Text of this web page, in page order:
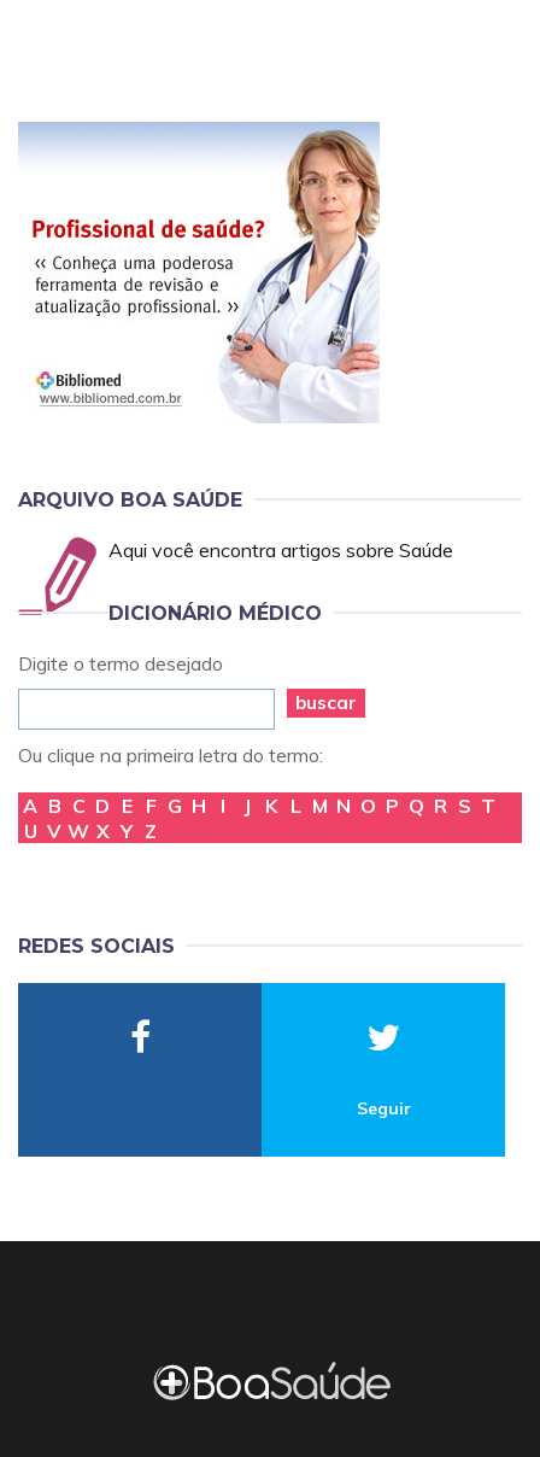
ARQUIVO BOA SAÚDE
Aqui você encontra artigos sobre Saúde
DICIONÁRIO MÉDICO
Digite o termo desejado
buscar
Ou clique na primeira letra do termo:
A B C D E F G H I J K L M N O P Q R S T
U V W X Y Z
REDES SOCIAIS
Seguir